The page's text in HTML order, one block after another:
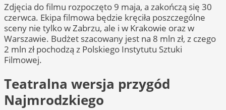
Zdjęcia do filmu rozpoczęto 9 maja, a zakończą się 30
czerwca. Ekipa filmowa będzie kręciła poszczególne
sceny nie tylko w Zabrzu, ale i w Krakowie oraz w
Warszawie. Budżet szacowany jest na 8 mln zł, z czego
2 mln zł pochodzą z Polskiego Instytutu Sztuki
Filmowej.
Teatralna wersja przygód
Najmrodzkiego